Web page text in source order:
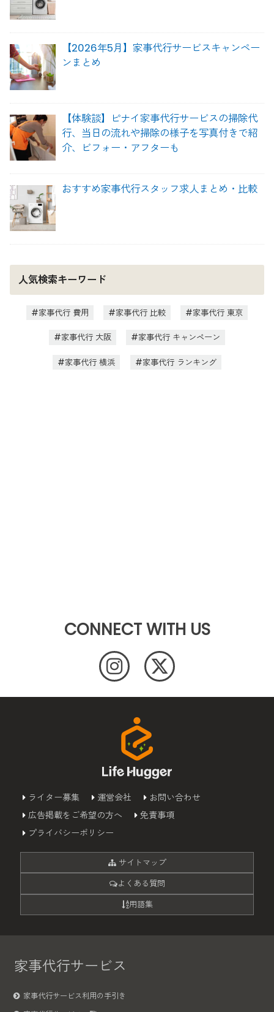
【2026年5月】家事代行サービスキャンペー
ンまとめ
【体験談】ピナイ家事代行サービスの掃除代
行、当日の流れや掃除の様子を写真付きで紹
介、ビフォー・アフターも
おすすめ家事代行スタッフ求人まとめ・比較
人気検索キーワード
家事代行 費用 家事代行 比較 家事代行 東京
家事代行 大阪 家事代行 キャンペーン
家事代行 横浜 家事代行 ランキング
CONNECT WITH US
ライター募集 運営会社
お問い合わせ
広告掲載をご希望の方へ
免責事項
プライバシーポリシー
サイトマップ
よくある質問
用語集
家事代行サービス
家事代行サービス利用の手引き